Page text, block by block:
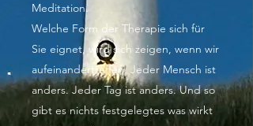
Meditation.
Welche Form der Therapie sich für
Sie eignet, wird sich zeigen, wenn wir
aufeinandertreffen. Jeder Mensch ist
anders. Jeder Tag ist anders. Und so
gibt es nichts festgelegtes was wirkt